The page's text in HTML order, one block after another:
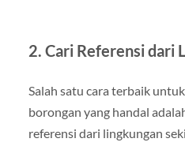
2. Cari Referensi dari
Salah satu cara terbaik
borongan yang handal
referensi dari lingkungan